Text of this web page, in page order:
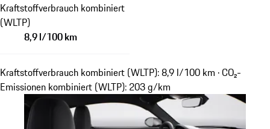
Kraftstoffverbrauch kombiniert
(WLTP)
8,9 l/100 km
Kraftstoffverbrauch kombiniert (WLTP): 8,9 l/100 km · CO₂-
Emissionen kombiniert (WLTP): 203 g/km